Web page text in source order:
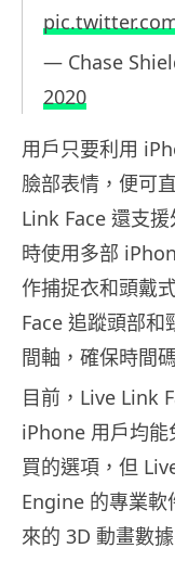
— Chase
2020
用戶只要利用
臉部表情，便可
Link Face 還支
時使用多部
作捕捉衣和頭戴
Face 追蹤頭部
間軸，確保時間
目前，Live Link
iPhone 用戶均能
買的選項，但
Engine 的專業軟
來的 3D 動畫數據